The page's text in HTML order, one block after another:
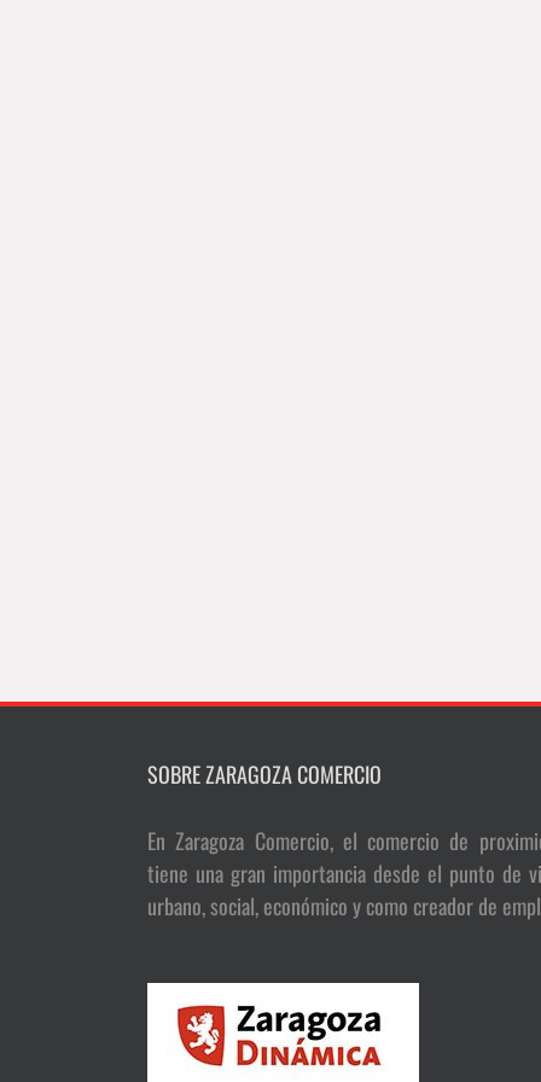
SOBRE ZARAGOZA COMERCIO
En Zaragoza Comercio, el comercio de
tiene una gran importancia desde el punto de
urbano, social, económico y como creador de